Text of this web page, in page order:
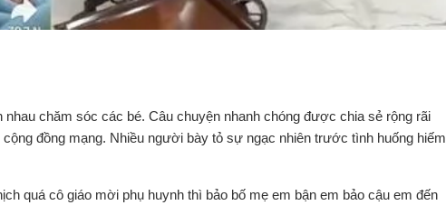
chăm sóc các bé. Câu chuyện nhanh chóng được chia sẻ rộng rãi
đồng mạng. Nhiều người bày tỏ sự ngạc nhiên trước tình huống hiếm
quá cô giáo mời phụ huynh thì bảo bố mẹ em bận em bảo cậu em đến